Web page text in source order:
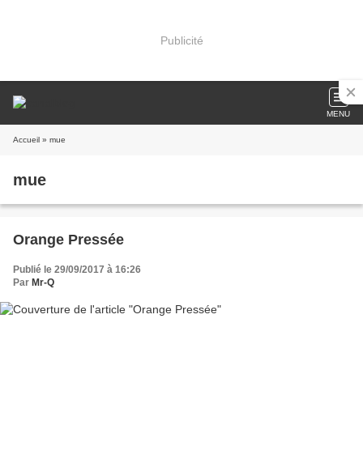
Publicité
MENU
Accueil » mue
mue
Orange Pressée
Publié le 29/09/2017 à 16:26
Par Mr-Q